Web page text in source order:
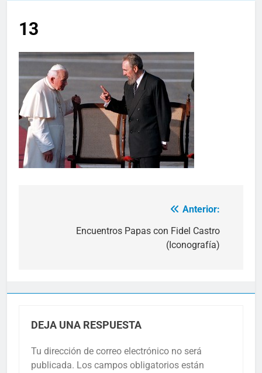
13
Anterior:
Encuentros Papas con Fidel Castro
(Iconografía)
DEJA UNA RESPUESTA
Tu dirección de correo electrónico no será
publicada. Los campos obligatorios están